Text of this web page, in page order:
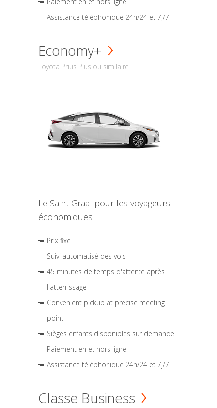
Assistance téléphonique 24h/24 et 7j/7
Economy+
Toyota Prius Plus ou similaire
Le Saint Graal pour les voyageurs
économiques
Prix fixe
Suivi automatisé des vols
45 minutes de temps d'attente après
l'atterrissage
Convenient pickup at precise meeting
point
Sièges enfants disponibles sur demande.
Paiement en et hors ligne
Assistance téléphonique 24h/24 et 7j/7
Classe Business